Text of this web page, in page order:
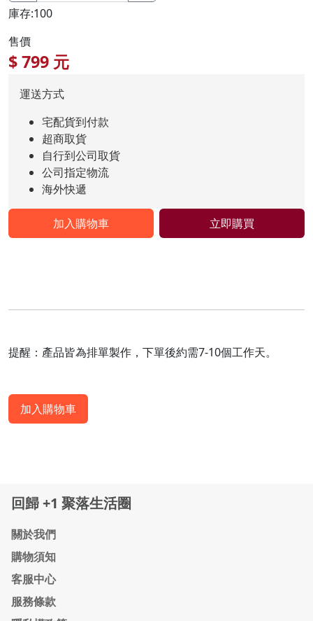
庫存:100
售價
$799 元
運送方式
宅配貨到付款
超商取貨
自行到公司取貨
公司指定物流
海外快遞
加入購物車 立即購買
提醒：產品皆為排單製作，下單後約需7-10個工作天。
加入購物車
回歸 +1 聚落生活圈
關於我們
購物須知
客服中心
服務條款